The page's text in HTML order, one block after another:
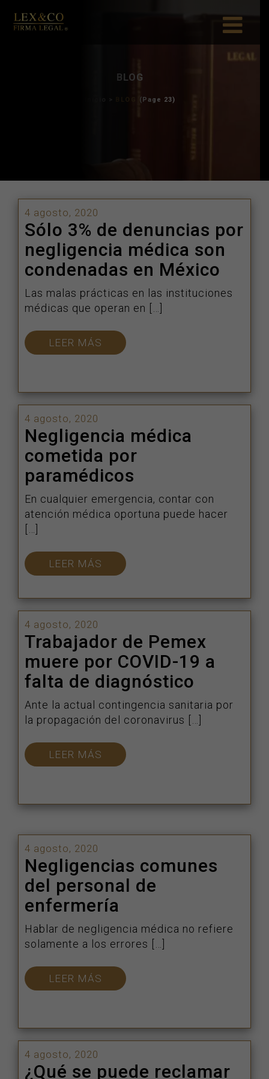
BLOG
4 agosto, 2020
Sólo 3% de denuncias por
negligencia médica son
condenadas en México
Las malas prácticas en las instituciones
médicas que operan en […]
LEER MÁS
4 agosto, 2020
Negligencia médica
cometida por
paramédicos
En cualquier emergencia, contar con
atención médica oportuna puede hacer
LEER MÁS
4 agosto, 2020
Trabajador de Pemex
muere por COVID-19 a
falta de diagnóstico
Ante la actual contingencia sanitaria por
la propagación del coronavirus […]
LEER MÁS
4 agosto, 2020
Negligencias comunes
del personal de
enfermería
Hablar de negligencia médica no refiere
solamente a los errores […]
LEER MÁS
4 agosto, 2020
¿Qué se puede reclamar